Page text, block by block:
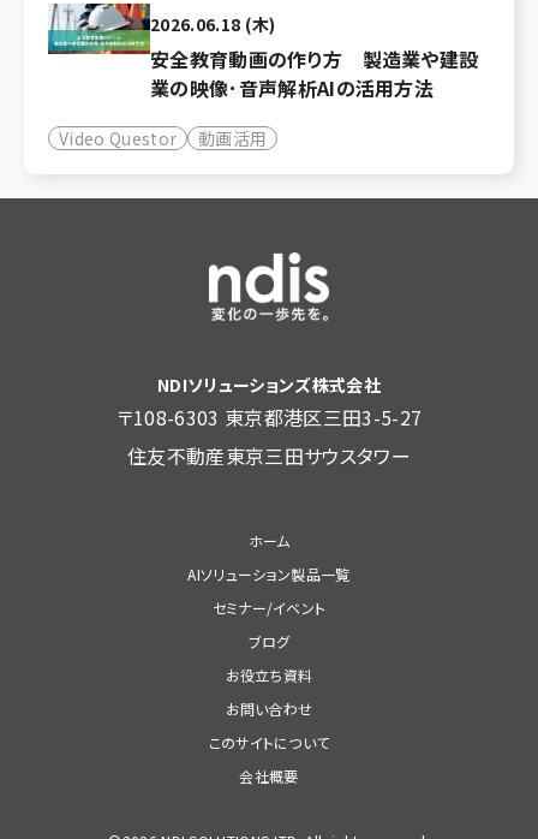
2026.06.18 (木)
安全教育動画の作り方 製造業や建設
業の映像･音声解析AIの活用方法
Video Questor 動画活用
NDIソリューションズ株式会社
〒108-6303 東京都港区三田3-5-27
住友不動産東京三田サウスタワー
ホーム
AIソリューション製品一覧
セミナー/イベント
ブログ
お役立ち資料
お問い合わせ
このサイトについて
会社概要